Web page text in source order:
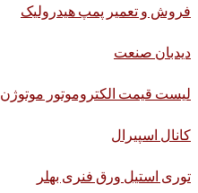
فروش و تعمیر پمپ هیدرولیک
دیدبان صنعت
لیست قیمت الکتروموتور موتوژن
کانال اسپیرال
توری استیل ورق فنری بهلر